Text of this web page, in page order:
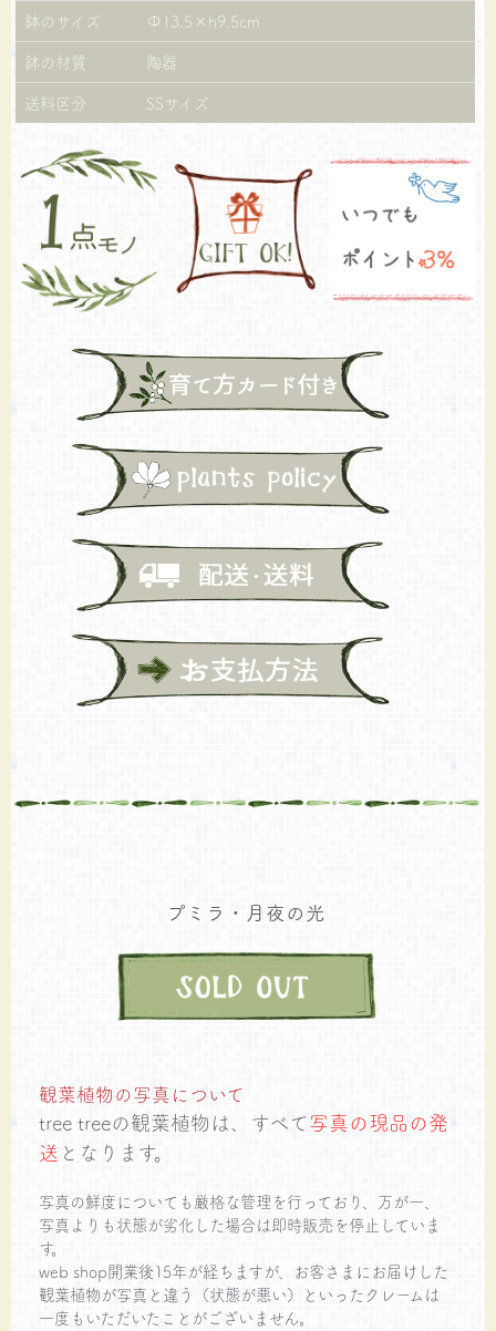
鉢のサイズ
Φ13.5×h9.5cm
鉢の材質
陶器
送料区分
SSサイズ
プミラ・月夜の光
観葉植物の写真について
tree treeの観葉植物は、すべて写真の現品の発
送 となります。
写真の鮮度についても厳格な管理を行っており、万が一、
写真よりも状態が劣化した場合は即時販売を停止していま
す。
web shop開業後15年が経ちますが、お客さまにお届けした
観葉植物が写真と違う（状態が悪い）といったクレームは
一度もいただいたことがございません。